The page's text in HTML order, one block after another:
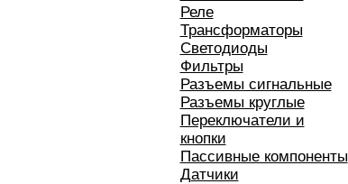
Реле
Трансформаторы
Светодиоды
Фильтры
Разъемы сигнальные
Разъемы круглые
Переключатели и
кнопки
Пассивные компоненты
Датчики